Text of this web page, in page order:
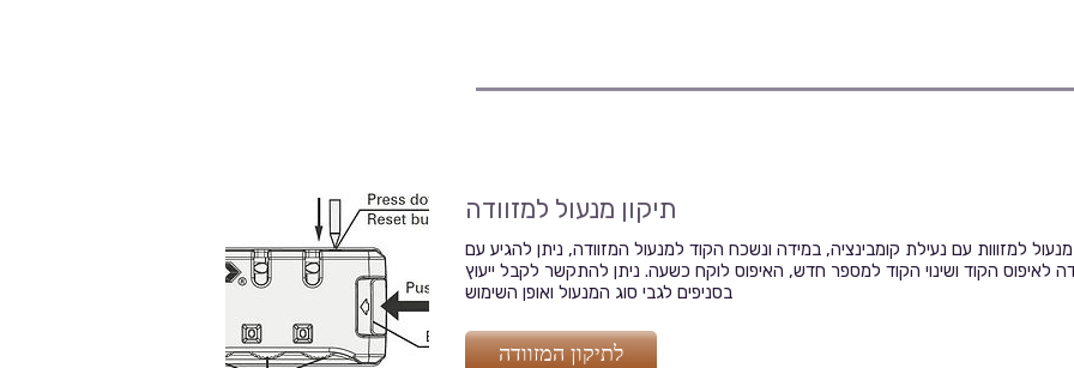
תיקון מנעול למזוודה
מנעול למזווות עם נעילת קומבינציה, במידה ונשכח הקוד למנעול המזוודה, ניתן להגיע עם
לאיפוס הקוד ושינוי הקוד למספר חדש, האיפוס לוקח כשעה. ניתן להתקשר לקבל ייעוץ
לתיקון המזוודה